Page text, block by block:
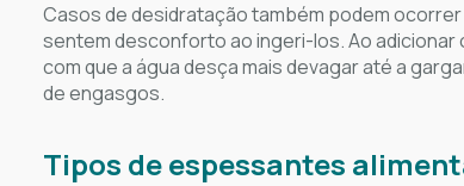
Casos de desidratação também podem
sentem desconforto ao ingeri-los. Ao
com que a água desça mais devagar até a
de engasgos.
Tipos de espessantes